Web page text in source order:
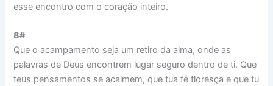
esse encontro com o coração inteiro.
8#
Que o acampamento seja um retiro da alma, onde as
palavras de Deus encontrem lugar seguro dentro de ti. Que
teus pensamentos se acalmem, que tua fé floresça e que tu